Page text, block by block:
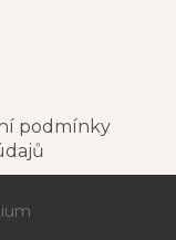
podmínky